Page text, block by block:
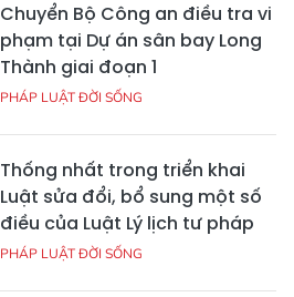
Chuyển Bộ Công an điều tra vi
phạm tại Dự án sân bay Long
Thành giai đoạn 1
PHÁP LUẬT ĐỜI SỐNG
Thống nhất trong triển khai
Luật sửa đổi, bổ sung một số
điều của Luật Lý lịch tư pháp
PHÁP LUẬT ĐỜI SỐNG